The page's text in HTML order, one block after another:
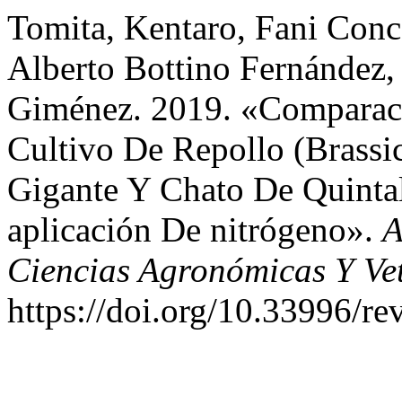
Tomita, Kentaro, Fani
Alberto Bottino
Giménez. 2019.
Cultivo De Repollo
Gigante Y Chato De
aplicación De nitrógeno».
Ciencias Agronómicas Y
https://doi.org/10.33996/